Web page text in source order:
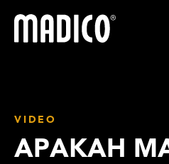
Madico
VIDEO
APAKAH